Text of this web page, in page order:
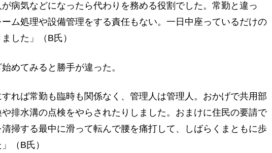
が病気などになったら代わりを務める役割でした。常勤と違っ
ム処理や設備管理をする責任もない。一日中座っているだけの
した」（B氏）
めてみると勝手が違った。
すれば常勤も臨時も関係なく、管理人は管理人。おかげで共用部
排水溝の点検をやらされたりしました。おまけに住民の要請で
掃する最中に滑って転んで腰を痛打して、しばらくまともに歩
（B氏）